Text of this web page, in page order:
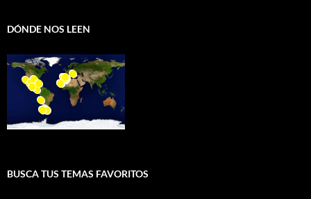
DÓNDE NOS LEEN
BUSCA TUS TEMAS FAVORITOS